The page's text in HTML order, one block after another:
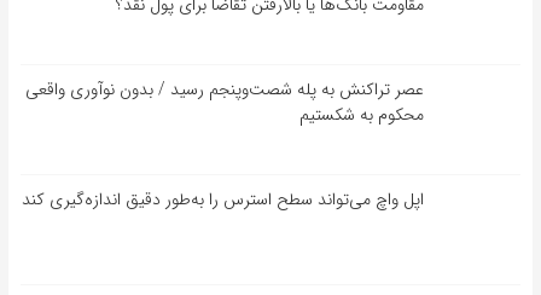
عصر تراکنش به پله شصت‌وپنجم رسید / بدون نوآوری واقعی
محکوم به شکستیم
اپل واچ می‌تواند سطح استرس را به‌طور دقیق اندازه‌گیری کند